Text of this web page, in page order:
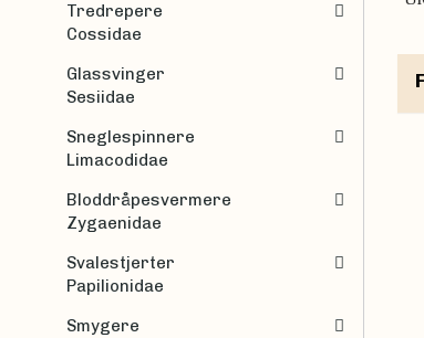
Tredrepere
Cossidae
Glassvinger
Sesiidae
Sneglespinnere
Limacodidae
Bloddråpesvermere
Zygaenidae
Svalestjerter
Papilionidae
Smygere